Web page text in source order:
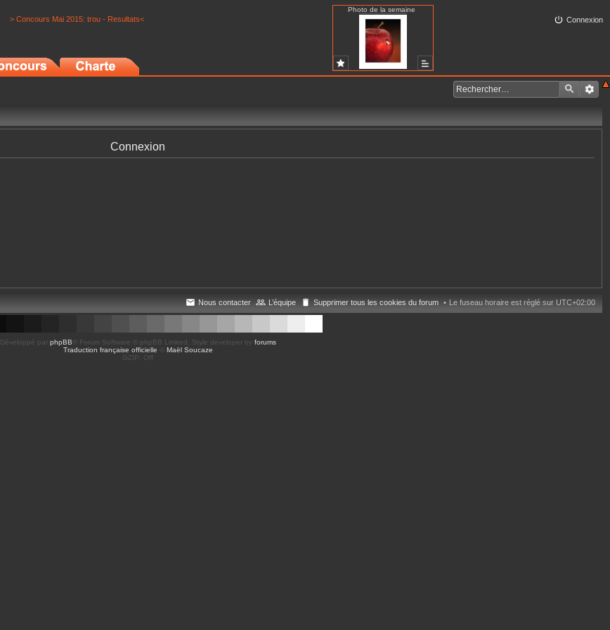
> Concours Mai 2015: trou - Resultats<
Photo de la semaine
Connexion
Connexion
Le fuseau horaire est réglé sur UTC+02:00
Supprimer tous les cookies du forum
L’équipe
Nous contacter
Développé par phpBB ® Forum Software © phpBB Limited , Style developer by forums
Traduction française officielle
Maël Soucaze
GZIP: Off